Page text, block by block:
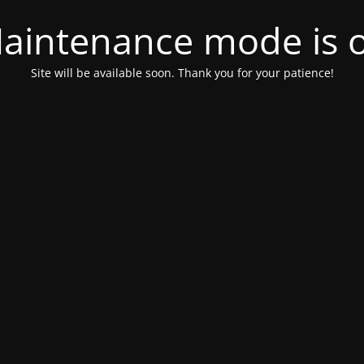
mode is
Site will be available soon. Thank you for your patience!